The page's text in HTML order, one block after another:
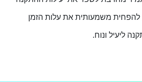
משמעותית את עלות הזמן
ליעיל ונוח.